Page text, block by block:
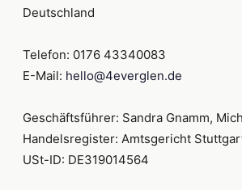
Deutschland
Telefon: 0176 43340083
E-Mail: hello@4everglen.de
Geschäftsführer: Sandra Gnamm,
Handelsregister: Amtsgericht
USt-ID: DE319014564